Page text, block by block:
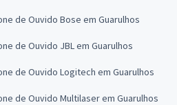
de Ouvido Bose em Guarulhos
de Ouvido JBL em Guarulhos
de Ouvido Logitech em Guarulhos
de Ouvido Multilaser em Guarulhos